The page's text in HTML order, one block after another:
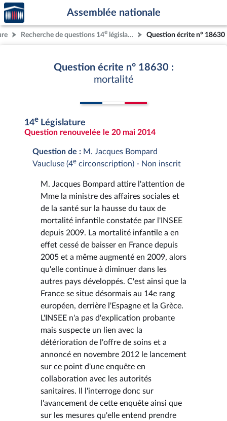
Aller au contenu
Aller en bas de la page
Accèder
à la
page
d'accueil
Assemblée nationale
Recherche de questions 14e législature Question écrite n° 18630
Question écrite n° 18630 :
mortalité
14e Législature
Question renouvelée le 20 mai 2014
Question de : M. Jacques Bompard
Vaucluse (4e circonscription) - Non inscrit
M. Jacques Bompard attire l'attention de
Mme la ministre des affaires sociales et
de la santé sur la hausse du taux de
mortalité infantile constatée par l'INSEE
depuis 2009. La mortalité infantile a en
effet cessé de baisser en France depuis
2005 et a même augmenté en 2009, alors
qu'elle continue à diminuer dans les
autres pays développés. C'est ainsi que la
France se situe désormais au 14e rang
européen, derrière l'Espagne et la Grèce.
L'INSEE n'a pas d'explication probante
mais suspecte un lien avec la
détérioration de l'offre de soins et a
annoncé en novembre 2012 le lancement
sur ce point d'une enquête en
collaboration avec les autorités
sanitaires. Il l'interroge donc sur
l'avancement de cette enquête ainsi que
sur les mesures qu'elle entend prendre